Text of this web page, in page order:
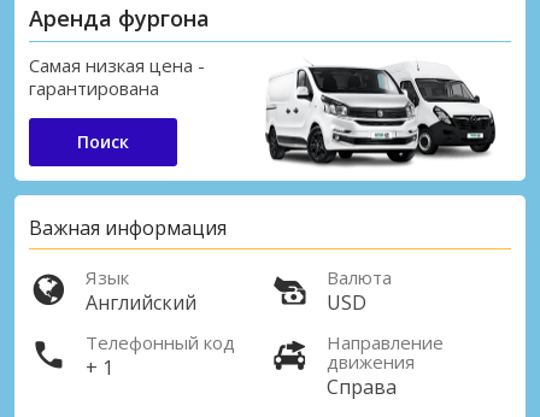
Аренда фургона
Самая низкая цена -
гарантирована
Поиск
Важная информация
Язык
Английский
Валюта
USD
Телефонный код
+ 1
Направление
движения
Справа